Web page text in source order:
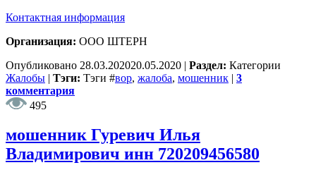
Контактная информация
Организация: ООО ШТЕРН
Опубликовано 28.03.202020.05.2020 | Раздел: Категории
Жалобы | Тэги: Тэги #вор, жалоба, мошенник | 3
комментария
495
мошенник Гуревич Илья
Владимирович инн 720209456580